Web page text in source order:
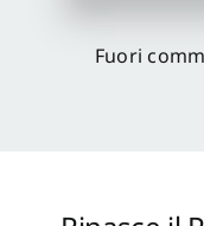
Proposte di
Newsletter
Fuori